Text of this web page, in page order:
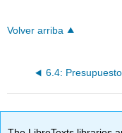
Volver arriba